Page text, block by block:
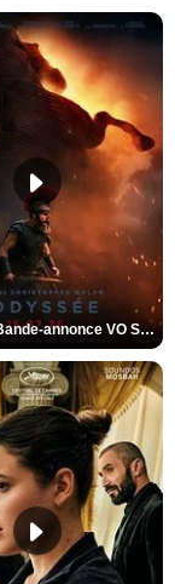
L'Odyssée Bande-annonce VO STFR